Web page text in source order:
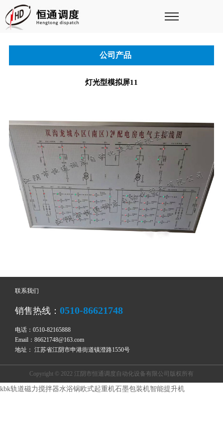
公司产品
灯光型模拟屏11
联系我们
销售热线：0510-86621748
电话：0510-82165888
Email：86621748@163.com
地址： 江苏省江阴市申港街道镇澄路1550号
Copyright © 2022 江阴市恒通调度自动化设备有限公司版权所有
kbk轨道磁力搅拌器水浴锅欧式起重机石墨包装机智能提升机